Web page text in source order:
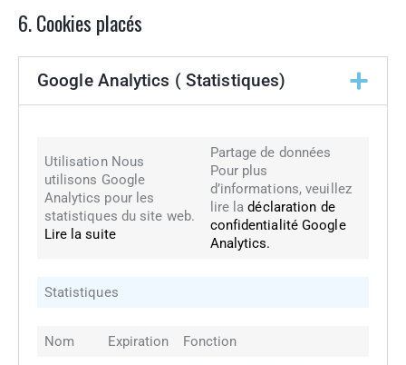
6. Cookies placés
Google Analytics ( Statistiques)
Utilisation Nous
utilisons Google
Analytics pour les
statistiques du site web.
Lire la suite
Partage de données
Pour plus
d’informations, veuillez
lire ladéclaration de
confidentialité Google
Analytics.
Statistiques
Nom Expiration Fonction